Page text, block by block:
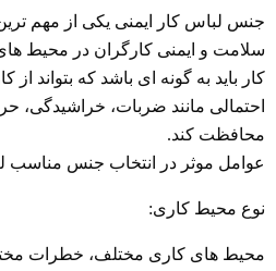
جنس لباس کار ایمنی یکی از مهم
سلامت و ایمنی کارگران در محیط
کار باید به گونه ای باشد که بتواند
احتمالی مانند ضربات، خراشیدگی،
محافظت کند.
عوامل موثر در انتخاب جنس مناسب
نوع محیط کاری:
محیط های کاری مختلف، خطرات